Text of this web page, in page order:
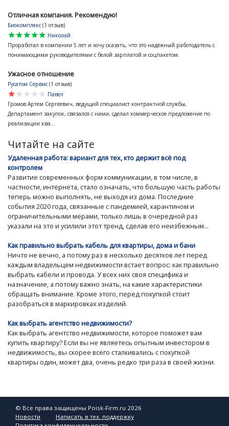
Отличная компания. Рекомендую!
Биокомплекс (1 отзыв)
star
star
star
star
star
Николай
Проработал в компании 5 лет и хочу сказать, что это надёжный работодатель с
понимающими руководителями с белой зарплатой и соцпакетом.
Ужасное отношение
Русатом Сервис (1 отзыв)
star
star
star
star
star
Павел
Громов Артем Сергеевич, ведущий специалист контрактной службы,
Департамент закупок, связался с нами, сделал коммерческое предложение по
реализации ква...
Читайте на сайте
Удаленная работа: вариант для тех, кто держит всё под
контролем
Развитие современных форм коммуникации, в том числе, в
частности, интернета, стало означать, что большую часть работы
теперь можно выполнять, не выходя из дома. Последние
события 2020 года, связанные с пандемией, карантином и
ограничительными мерами, только лишь в очередной раз
указали на это и усилили этот тренд, сделав его неизбежным...
Как правильно выбрать кабель для квартиры, дома и бани
Ничто не вечно, а потому раз в несколько десятков лет перед
каждым владельцем недвижимости встает вопрос: как правильно
выбрать кабели и провода. У всех них своя специфика и
назначение, а потому важно знать, на какие характеристики
обращать внимание. Кроме этого, перед покупкой стоит
разобраться в маркировках изделий.
Как выбрать агентство недвижимости?
Как выбрать агентство недвижимости, которое поможет вам
купить квартиру? Если вы не являетесь опытным инвестором в
недвижимость, вы скорее всего сталкивались с покупкой
квартиры один, может два, очень редко три раза в своей жизни.
© Все права защищены Poisk-Firm.ru 2026
Новости
Написать в тех. поддержку